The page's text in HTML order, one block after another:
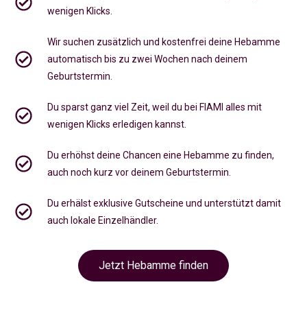
wenigen Klicks.
Wir suchen zusätzlich und kostenfrei deine Hebamme
automatisch bis zu zwei Wochen nach deinem
Geburtstermin.
Du sparst ganz viel Zeit, weil du bei FIAMI alles mit
wenigen Klicks erledigen kannst.
Du erhöhst deine Chancen eine Hebamme zu finden,
auch noch kurz vor deinem Geburtstermin
Du erhälst exklusive Gutscheine und unterstützt damit
auch lokale Einzelhändler.
Jetzt Hebamme finden